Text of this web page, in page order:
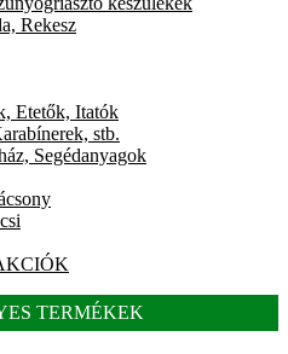
Rekesz
Etetők, Itatók
stb.
Segédanyagok
TERMÉKEK